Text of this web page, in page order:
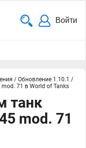
Войти
/ Обновление 1.10.1 /
71 в World of Tanks
танк
mod. 71